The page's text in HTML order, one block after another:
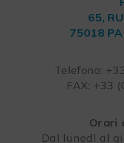
65,
75018
Telefono:
FAX: +33
Orari
Dal lunedì al